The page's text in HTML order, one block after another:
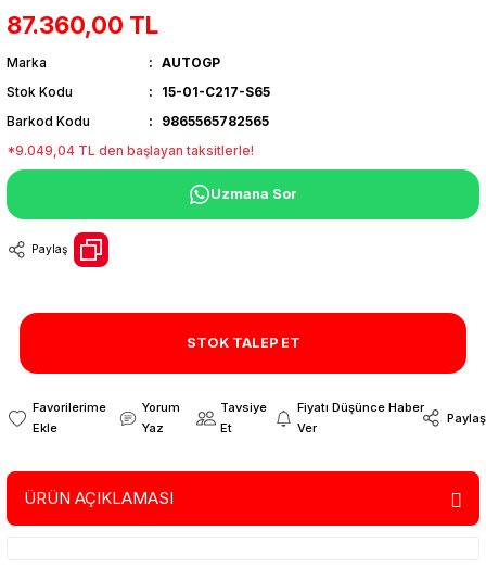
87.360,00 TL
Marka
AUTOGP
Stok Kodu
15-01-C217-S65
Barkod Kodu
9865565782565
*9.049,04 TL den başlayan taksitlerle!
Uzmana Sor
Paylaş
STOK TALEP ET
Yorum
Yaz
Tavsiye
Et
Fiyatı Düşünce Haber
Ver
Paylaş
ÜRÜN AÇIKLAMASI